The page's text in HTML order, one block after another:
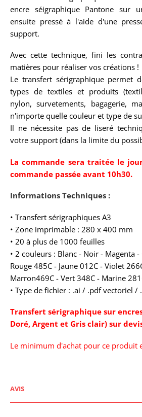
encre séigraphique Pantone sur
ensuite pressé à l'aide d'une
support.
Avec cette technique, fini les
matières pour réaliser vos créations !
Le transfert sérigraphique permet
types de textiles et produits
nylon, survetements, bagagerie,
n'importe quelle couleur et type de
Il ne nécessite pas de liseré
votre support (dans la limite du
La commande sera traitée le
commande passée avant 10h30.
Informations Techniques :
• Transfert sérigraphiques A3
• Zone imprimable : 280 x 400 mm
• 20 à plus de 1000 feuilles
• 2 couleurs : Blanc - Noir - Magenta -
Rouge 485C - Jaune 012C - Violet
Marron469C - Vert 348C - Marine
• Type de fichier : .ai / .pdf vectoriel /
Transfert sérigraphique sur
Doré, Argent et Gris clair) sur
Le minimum d'achat pour ce produit
AVIS